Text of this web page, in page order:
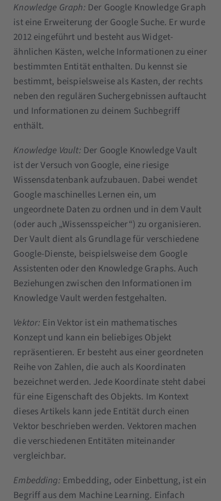
Knowledge Graph: Der Google Knowledge Graph
ist eine Erweiterung der Google Suche. Er wurde
2012 eingeführt und besteht aus Widget-
ähnlichen Kästen, welche Informationen zu einer
bestimmten Entität enthalten. Du kennst sie
bestimmt, beispielsweise als Kasten, der rechts
neben den regulären Suchergebnissen auftaucht
und Informationen zu deinem Suchbegriff
enthält.
Knowledge Vault: Der Google Knowledge Vault
ist der Versuch von Google, eine riesige
Wissensdatenbank aufzubauen. Dabei wendet
Google maschinelles Lernen ein, um
ungeordnete Daten zu ordnen und in dem Vault
(oder auch „Wissensspeicher“) zu organisieren.
Der Vault dient als Grundlage für verschiedene
Google-Dienste, beispielsweise dem Google
Assistenten oder den Knowledge Graphs. Auch
Beziehungen zwischen den Informationen im
Knowledge Vault werden festgehalten.
Vektor: Ein Vektor ist ein mathematisches
Konzept und kann ein beliebiges Objekt
repräsentieren. Er besteht aus einer geordneten
Reihe von Zahlen, die auch als Koordinaten
bezeichnet werden. Jede Koordinate steht dabei
für eine Eigenschaft des Objekts. Im Kontext
dieses Artikels kann jede Entität durch einen
Vektor beschrieben werden. Vektoren machen
die verschiedenen Entitäten miteinander
vergleichbar.
Embedding: Embedding, oder Einbettung, ist ein
Begriff aus dem Machine Learning. Einfach